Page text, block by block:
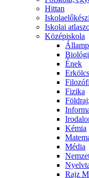
Hittan
Iskolai
Középiskola
Ének
Fizika
Kémia
Média
Rajz